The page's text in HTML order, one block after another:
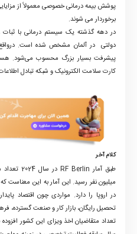
پوشش بیمه درمانی خصوصی معمولاً از
برخوردار می شوند.
در دهه گذشته یک سیستم درمانی با ثبات و
دولتی در آلمان مشخص شده است.
پیشرفت بسیار بزرگ محسوب می‌شود.
کارت سلامت الکترونیک و شبکه تبادل
کلام آخر
میلیون نفر رسید. این آمار به این معناست
در اروپا را دارد. مواردی چون اقتصاد
تحصیل رایگان، بازار کار و صنعت گسترده،